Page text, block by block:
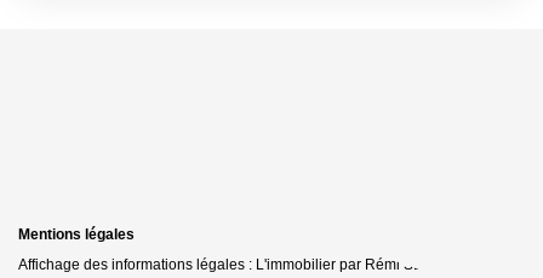
Mentions légales
Affichage des informations légales : L'immobilier par Rémi SERAIS -